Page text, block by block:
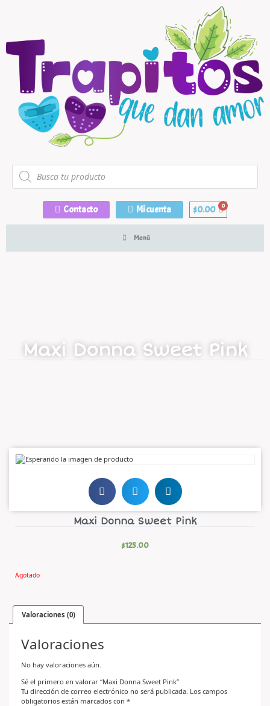
Contacto Mi cuenta $0.00
Menú
Maxi Donna Sweet Pink
Maxi Donna Sweet Pink
$125.00
Agotado
Valoraciones (0)
Valoraciones
No hay valoraciones aún.
Sé el primero en valorar “Maxi Donna Sweet Pink”
Tu dirección de correo electrónico no será publicada. Los campos
obligatorios están marcados con *